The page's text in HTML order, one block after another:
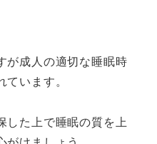
が成人の適切な睡眠時
ています。
した上で睡眠の質を上